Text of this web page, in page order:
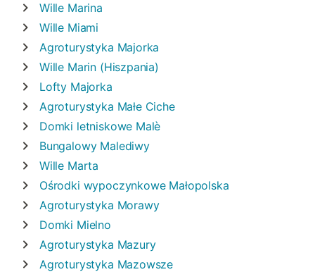
Wille Marina
Wille Miami
Agroturystyka Majorka
Wille Marin (Hiszpania)
Lofty Majorka
Agroturystyka Małe Ciche
Domki letniskowe Malè
Bungalowy Malediwy
Wille Marta
Ośrodki wypoczynkowe Małopolska
Agroturystyka Morawy
Domki Mielno
Agroturystyka Mazury
Agroturystyka Mazowsze